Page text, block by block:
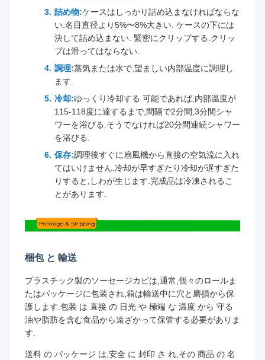
詰め物:ケースはしっかり詰め込まなければならな
い.名目直径より5%〜8%大きい. ケースの下には
決して詰め込まない. 緊密にクリップする.クリッ
プは滑ってはならない.
調理:蒸気または水で,望ましい内部温度に調理し
ます.
冷却:ゆっくり冷却する.可能であれば,内部温度が
115-118度に達するまで,間隔で2分間,3分間シャ
ワーを浴びる.そうでなければ20分間連続シャワー
を浴びる.
保存:調理後すぐに扇風機から直接の空気流に入れ
てはいけません.冷却が早すぎたり冷却が遅すぎた
りすると,しわが生じます.完成品は冷凍されるこ
とがあります.
梱包 と 輸送
プラスチック製のソーセージカビは,通常,個々のロールま
たはパッケージに包装され,箱は輸送中に穴と磨損から保
護します.包装 は 直接 の 日光 や 極端 な 温度 から 守る
油や脂肪を含む食品から遠ざかって保管する必要がありま
す.
送料 の パッケージ は,安全 に 封印 さ れ,その 商品 の 名